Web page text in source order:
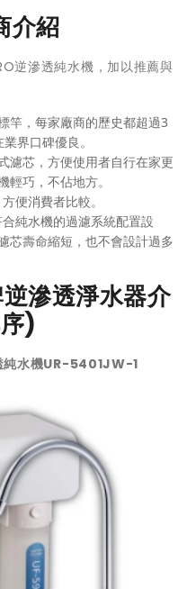
介紹
逆滲透純水機，加以推薦與
竿，每家廠商的歷史都超過3
界口碑優良。
濾芯，方便使用者自行在家更
巧，不佔地方。
便消費者比較。
純水機的過濾系統配置設
芯壽命縮短，也不會設計過多
滲透淨水器介
)
純水機UR-5401JW-1